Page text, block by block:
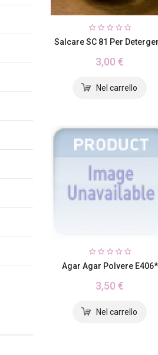
Salcare SC 81 Per
3,00 €
Agar Agar Polvere E406*
3,50 €